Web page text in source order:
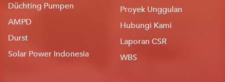
Düchting Pumpen
AMPD
Durst
Solar Power Indonesia
Proyek Unggulan
Hubungi Kami
Laporan CSR
WBS